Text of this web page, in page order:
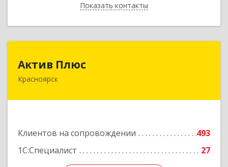
Показать контакты
Назад
Актив Плюс
Красноярск
Клиентов на сопровождении
493
1С:Специалист
27
660017, Красноярский край, Красноярск г,